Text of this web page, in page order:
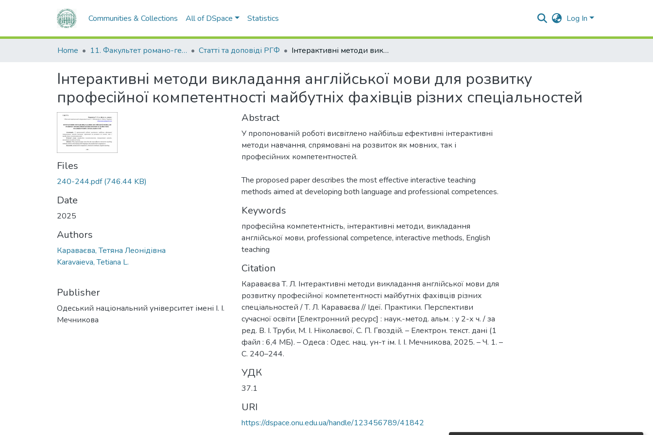
Communities & Collections All of DSpace Statistics Log In
Home 11. Факультет романо-германської філології Статті та доповіді РГФ Інтерактивні методи викладання англійської мови для розвитку професійної компетентності майбутніх фахівців різних спеціальностей
Інтерактивні методи викладання англійської мови для розвитку
професійної компетентності майбутніх фахівців різних спеціальностей
Files
240-244.pdf(746.44 KB)
Date
2025
Authors
Караваєва, Тетяна Леонідівна
Karavaieva, Tetiana L.
Publisher
Одеський національний університет імені І. І.
Мечникова
Abstract
У пропонованій роботі висвітлено найбільш ефективні інтерактивні
методи навчання, спрямовані на розвиток як мовних, так і
The proposed paper describes the most effective interactive teaching
methods aimed at developing both language and professional competences.
Keywords
професійна компетентність, інтерактивні методи, викладання
англійської мови, professional competence, interactive methods, English
teaching
Citation
Караваєва Т. Л. Інтерактивні методи викладання англійської мови для
розвитку професійної компетентності майбутніх фахівців різних
спеціальностей / Т. Л. Караваєва // Ідеї. Практики. Перспективи
сучасної освіти [Електронний ресурс] : наук.-метод. альм. : у 2-х ч. / за
ред. В. І. Труби, М. І. Ніколаєвої, С. П. Гвоздій. – Електрон. текст. дані (1
файл : 6,4 МБ). – Одеса : Одес. нац. ун-т ім. І. І. Мечникова, 2025. – Ч. 1. –
С. 240–244.
УДК
37.1
URI
https://dspace.onu.edu.ua/handle/123456789/41842